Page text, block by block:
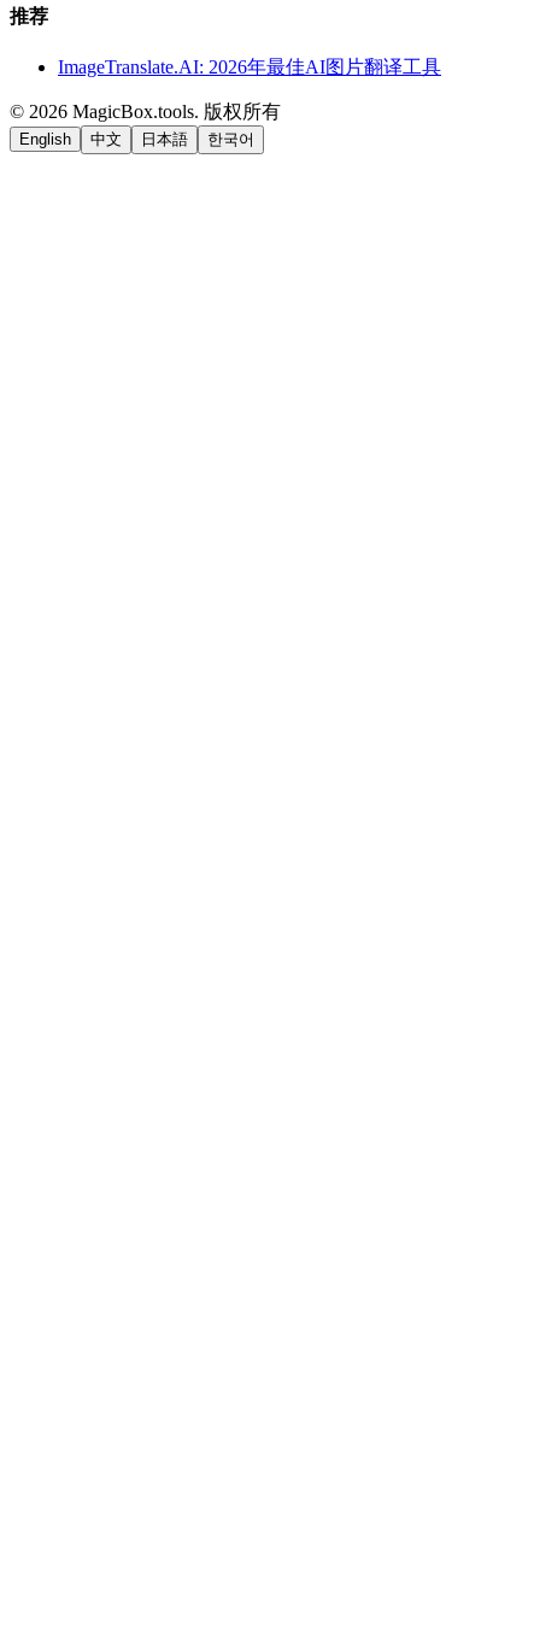
推荐
ImageTranslate.AI: 2026年最佳AI图片翻译工具
© 2026 MagicBox.tools. 版权所有
English 中文 日本語 한국어